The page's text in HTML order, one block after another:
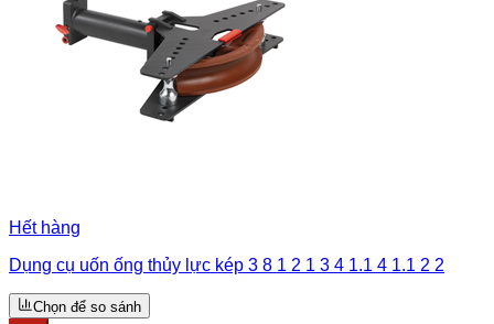
Hết hàng
Dụng cụ uốn ống thủy lực kép 3 8 1 2 1 3 4 1.1 4 1.1 2 2
Chọn để so sánh